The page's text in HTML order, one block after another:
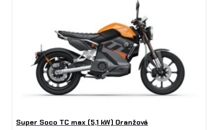
Super Soco TC max (5,1 kW) Oranžová